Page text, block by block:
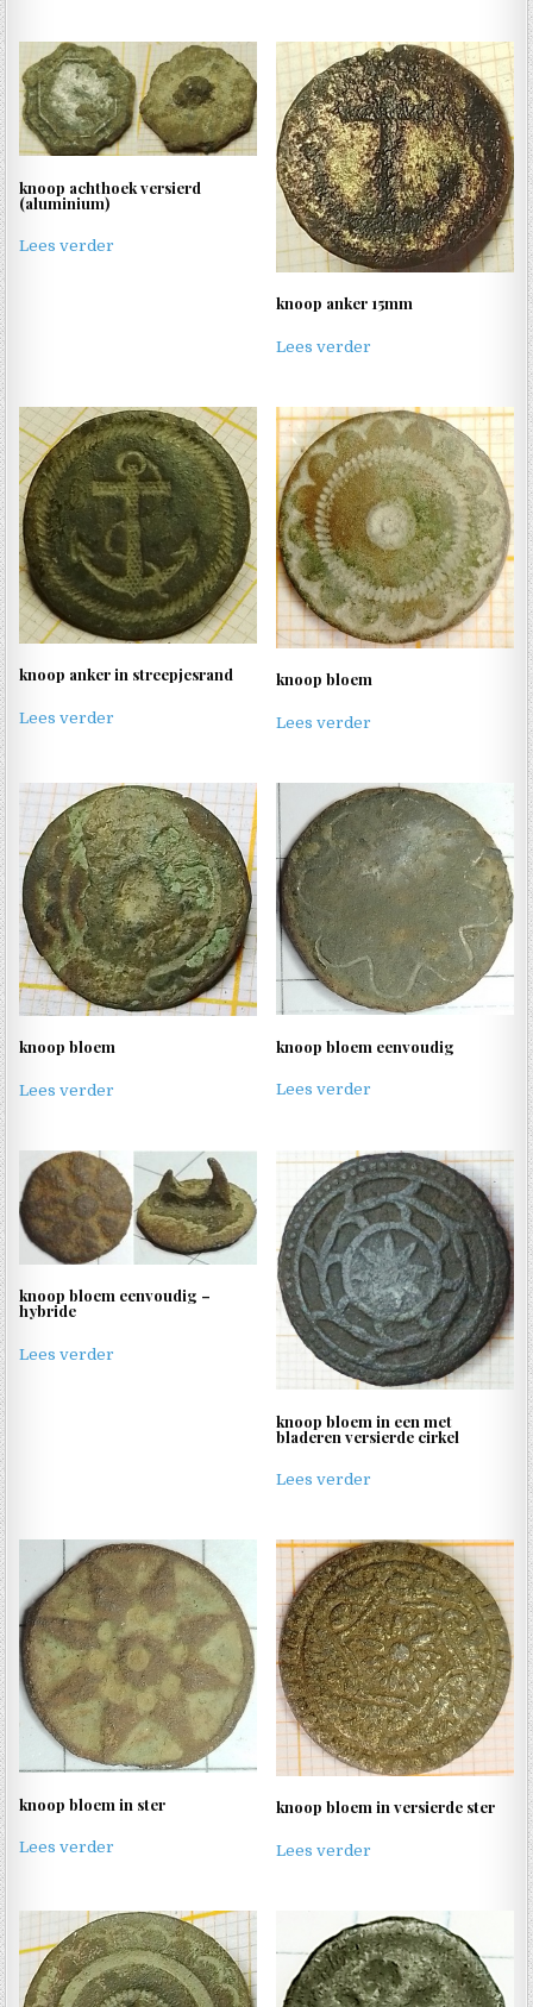
knoop achthoek versierd
(aluminium)
Lees verder
knoop anker 15mm
Lees verder
knoop anker in streepjesrand
Lees verder
knoop bloem
Lees verder
knoop bloem
Lees verder
knoop bloem eenvoudig
Lees verder
knoop bloem eenvoudig –
hybride
Lees verder
knoop bloem in een met
bladeren versierde cirkel
Lees verder
knoop bloem in ster
Lees verder
knoop bloem in versierde ster
Lees verder